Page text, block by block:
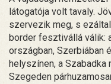
látogatója volt tavaly.
szervezik meg, s
border fesztivállá válik:
országban, Szerbiában
helyszínen, a
Szegeden